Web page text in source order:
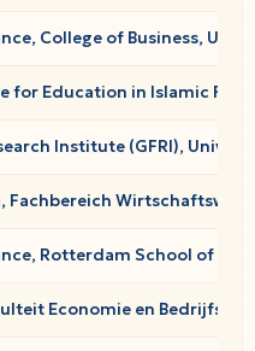
College of Business,
for Education in Islamic
Institute (GFRI),
Fachbereich
Rotterdam School of
Economie en